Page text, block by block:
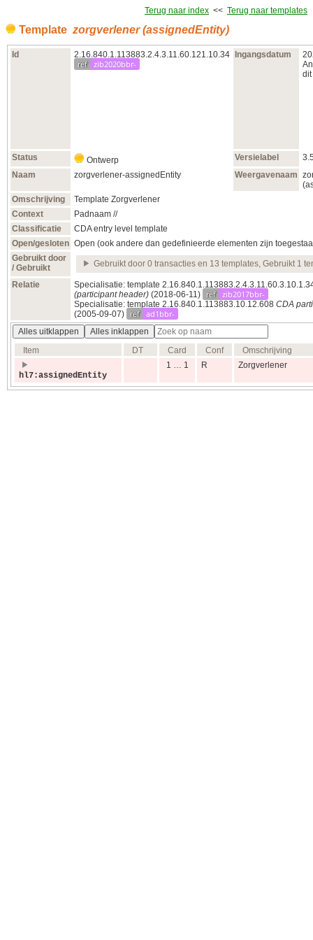
Terug naar index << Terug naar templates
Template zorgverlener (assignedEntity)
Id 2.16.840.1.113883.2.4.3.11.60.121.10.34
ref zib2020bbr-
Ingangsdatum
dit
Status Ontwerp Versielabel
Naam
zorgverlener-assignedEntity Weergavenaam
Omschrijving
Template Zorgverlener
Context
Padnaam //
Classificatie
CDA entry level template
Open/gesloten Open (ook andere dan gedefinieerde elementen zijn
Gebruikt door
/ Gebruikt
Gebruikt door 0 transacties en 13 templates, Gebruikt 1
Relatie
Specialisatie: template
(participant header) (2018‑06‑11) ref zib2017bbr-
Specialisatie: template 2.16.840.1.113883.10.12.608 CDA
(2005‑09‑07)
ref ad1bbr-
Alles uitklappen
Alles inklappen
Item
DT Card Conf Omschrijving
hl7:assignedEntity
1 … 1 R Zorgverlener